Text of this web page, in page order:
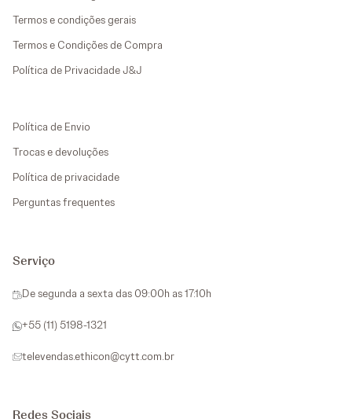
Termos e condições gerais
Termos e Condições de Compra
Política de Privacidade J&J
Política de Envio
Trocas e devoluções
Política de privacidade
Perguntas frequentes
Serviço
De segunda a sexta das 09:00h as 17:10h
+55 (11) 5198-1321
televendas.ethicon@cytt.com.br
Redes Sociais